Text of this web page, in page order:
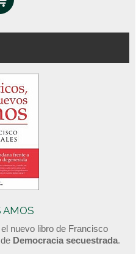
AMOS
nuevo libro de Francisco
Democracia secuestrada.